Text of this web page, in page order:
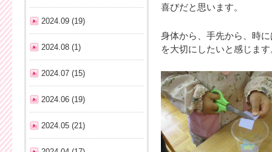
喜びだと思います。
身体から、手先から、時
を大切にしたいと感じま
2024.09 (19)
2024.08 (1)
2024.07 (15)
2024.06 (19)
2024.05 (21)